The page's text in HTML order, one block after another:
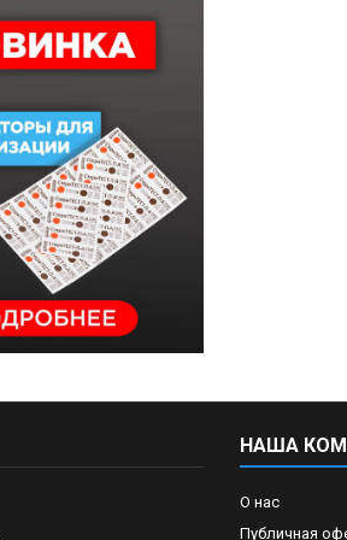
НАША
О нас
Публичная